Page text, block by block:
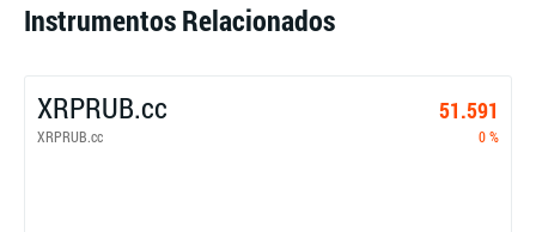
Instrumentos Relacionados
XRPRUB.cc 51.591
XRPRUB.cc 0 %